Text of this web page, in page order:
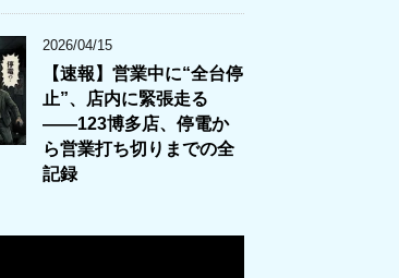
2026/04/15
【速報】営業中に“全台停
止”、店内に緊張走る
――123博多店、停電か
ら営業打ち切りまでの全
記録